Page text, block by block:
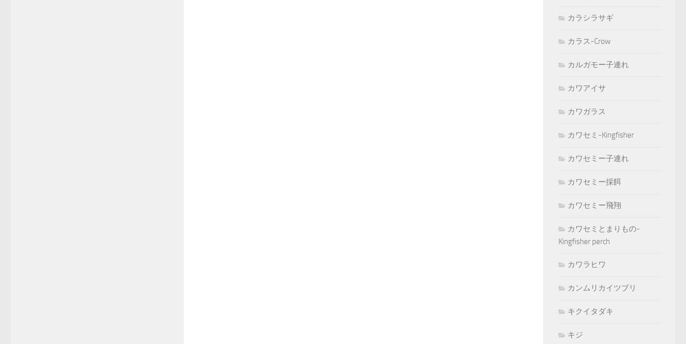
カラシラサギ
カラス-Crow
カルガモー子連れ
カワアイサ
カワガラス
カワセミ-Kingfisher
カワセミー子連れ
カワセミー採餌
カワセミー飛翔
カワセミとまりもの-
Kingfisher perch
カワラヒワ
カンムリカイツブリ
キクイタダキ
キジ